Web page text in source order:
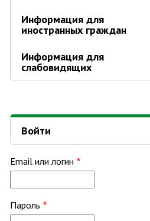
Информация для
иностранных граждан
Информация для
слабовидящих
Войти
Email или логин
Пароль